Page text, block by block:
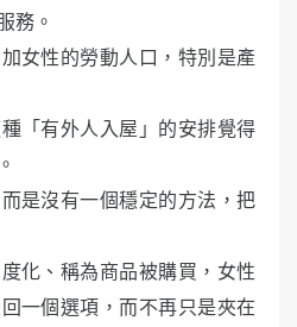
務。
女性的勞動人口，特別是產
「有外人入屋」的安排覺得
是沒有一個穩定的方法，把
化、稱為商品被購買，女性
一個選項，而不再只是夾在